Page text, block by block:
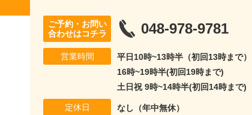
ご予約・お問い
合わせはコチラ
048-978-9781
営業時間
平日10時~13時半（初回13時まで）
16時~19時半(初回19時まで)
土日祝 9時~14時半(初回14時まで)
定休日 なし（年中無休）